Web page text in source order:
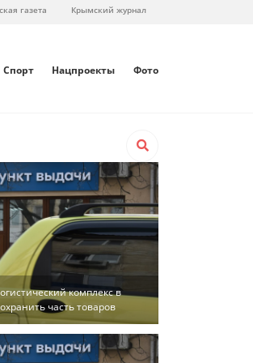
газета Крымский журнал
Спорт Нацпроекты Фото
комплекс в
часть товаров